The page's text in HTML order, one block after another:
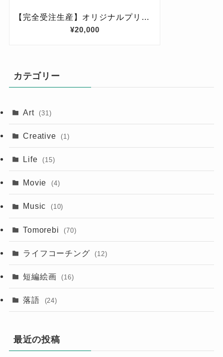
カテゴリー
Art (31)
Creative (1)
Life (15)
Movie (4)
Music (10)
Tomorebi (70)
ライフコーチング (12)
短編絵画 (16)
落語 (24)
最近の投稿